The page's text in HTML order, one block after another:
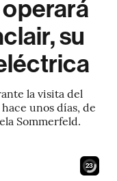
su
la visita del
unos días, de
Sommerfeld.
21